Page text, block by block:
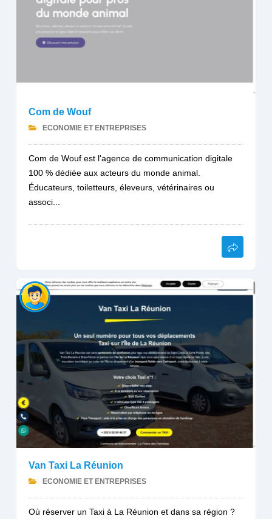
Com de Wouf
ECONOMIE ET ENTREPRISES
Com de Wouf est l'agence de communication digitale
100 % dédiée aux acteurs du monde animal.
Éducateurs, toiletteurs, éleveurs, vétérinaires ou
associ...
Van Taxi La Réunion
ECONOMIE ET ENTREPRISES
Où réserver un Taxi à La Réunion et dans sa région ?